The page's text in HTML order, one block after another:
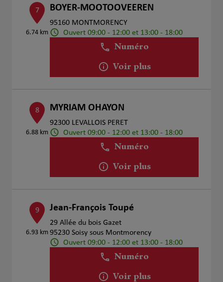
7
6.74 km
BOYER-MOOTOOVEEREN
95160 MONTMORENCY
Ouvert 09:00 - 12:00 et 13:00 - 18:00
Numéro
Voir plus
8
6.88 km
MYRIAM OHAYON
92300 LEVALLOIS PERET
Ouvert 09:00 - 12:00 et 13:00 - 18:00
Numéro
Voir plus
9
6.93 km
Jean-François Toupé
29 Allée du bois Gazet
95230 Soisy sous Montmorency
Ouvert 09:00 - 12:00 et 13:00 - 18:00
Numéro
Voir plus